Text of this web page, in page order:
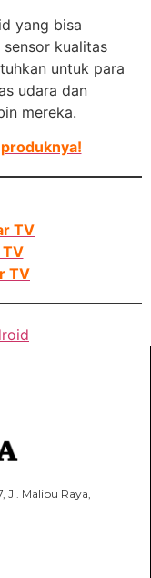
yang bisa
kualitas
untuk para
udara dan
mereka.
TV
TV
Jl. Malibu Raya,